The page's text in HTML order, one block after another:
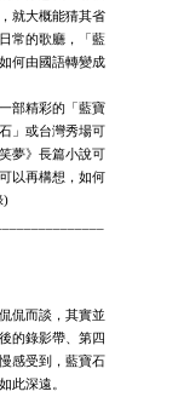
就大概能猜其省
常的歌廳，「藍
何由國語轉變成
部精彩的「藍寶
」或台灣秀場可
夢》長篇小說可
以再構想，如何
)
侃而談，其實並
的錄影帶、第四
感受到，藍寶石
此深遠。